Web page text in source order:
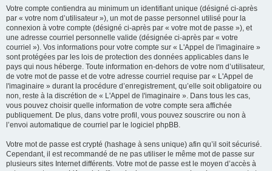
Votre compte contiendra au minimum un identifiant unique (désigné ci-après
par « votre nom d’utilisateur »), un mot de passe personnel utilisé pour la
connexion à votre compte (désigné ci-après par « votre mot de passe »), et
une adresse courriel personnelle valide (désignée ci-après par « votre
courriel »). Vos informations pour votre compte sur « L'Appel de l'imaginaire »
sont protégées par les lois de protection des données applicables dans le
pays qui nous héberge. Toute information en-dehors de votre nom d’utilisateur,
de votre mot de passe et de votre adresse courriel requise par « L'Appel de
l'imaginaire » durant la procédure d’enregistrement, qu’elle soit obligatoire ou
non, reste à la discrétion de « L'Appel de l'imaginaire ». Dans tous les cas,
vous pouvez choisir quelle information de votre compte sera affichée
publiquement. De plus, dans votre profil, vous pouvez souscrire ou non à
l’envoi automatique de courriel par le logiciel phpBB.
Votre mot de passe est crypté (hashage à sens unique) afin qu’il soit sécurisé.
Cependant, il est recommandé de ne pas utiliser le même mot de passe sur
plusieurs sites Internet différents. Votre mot de passe est le moyen d’accès à